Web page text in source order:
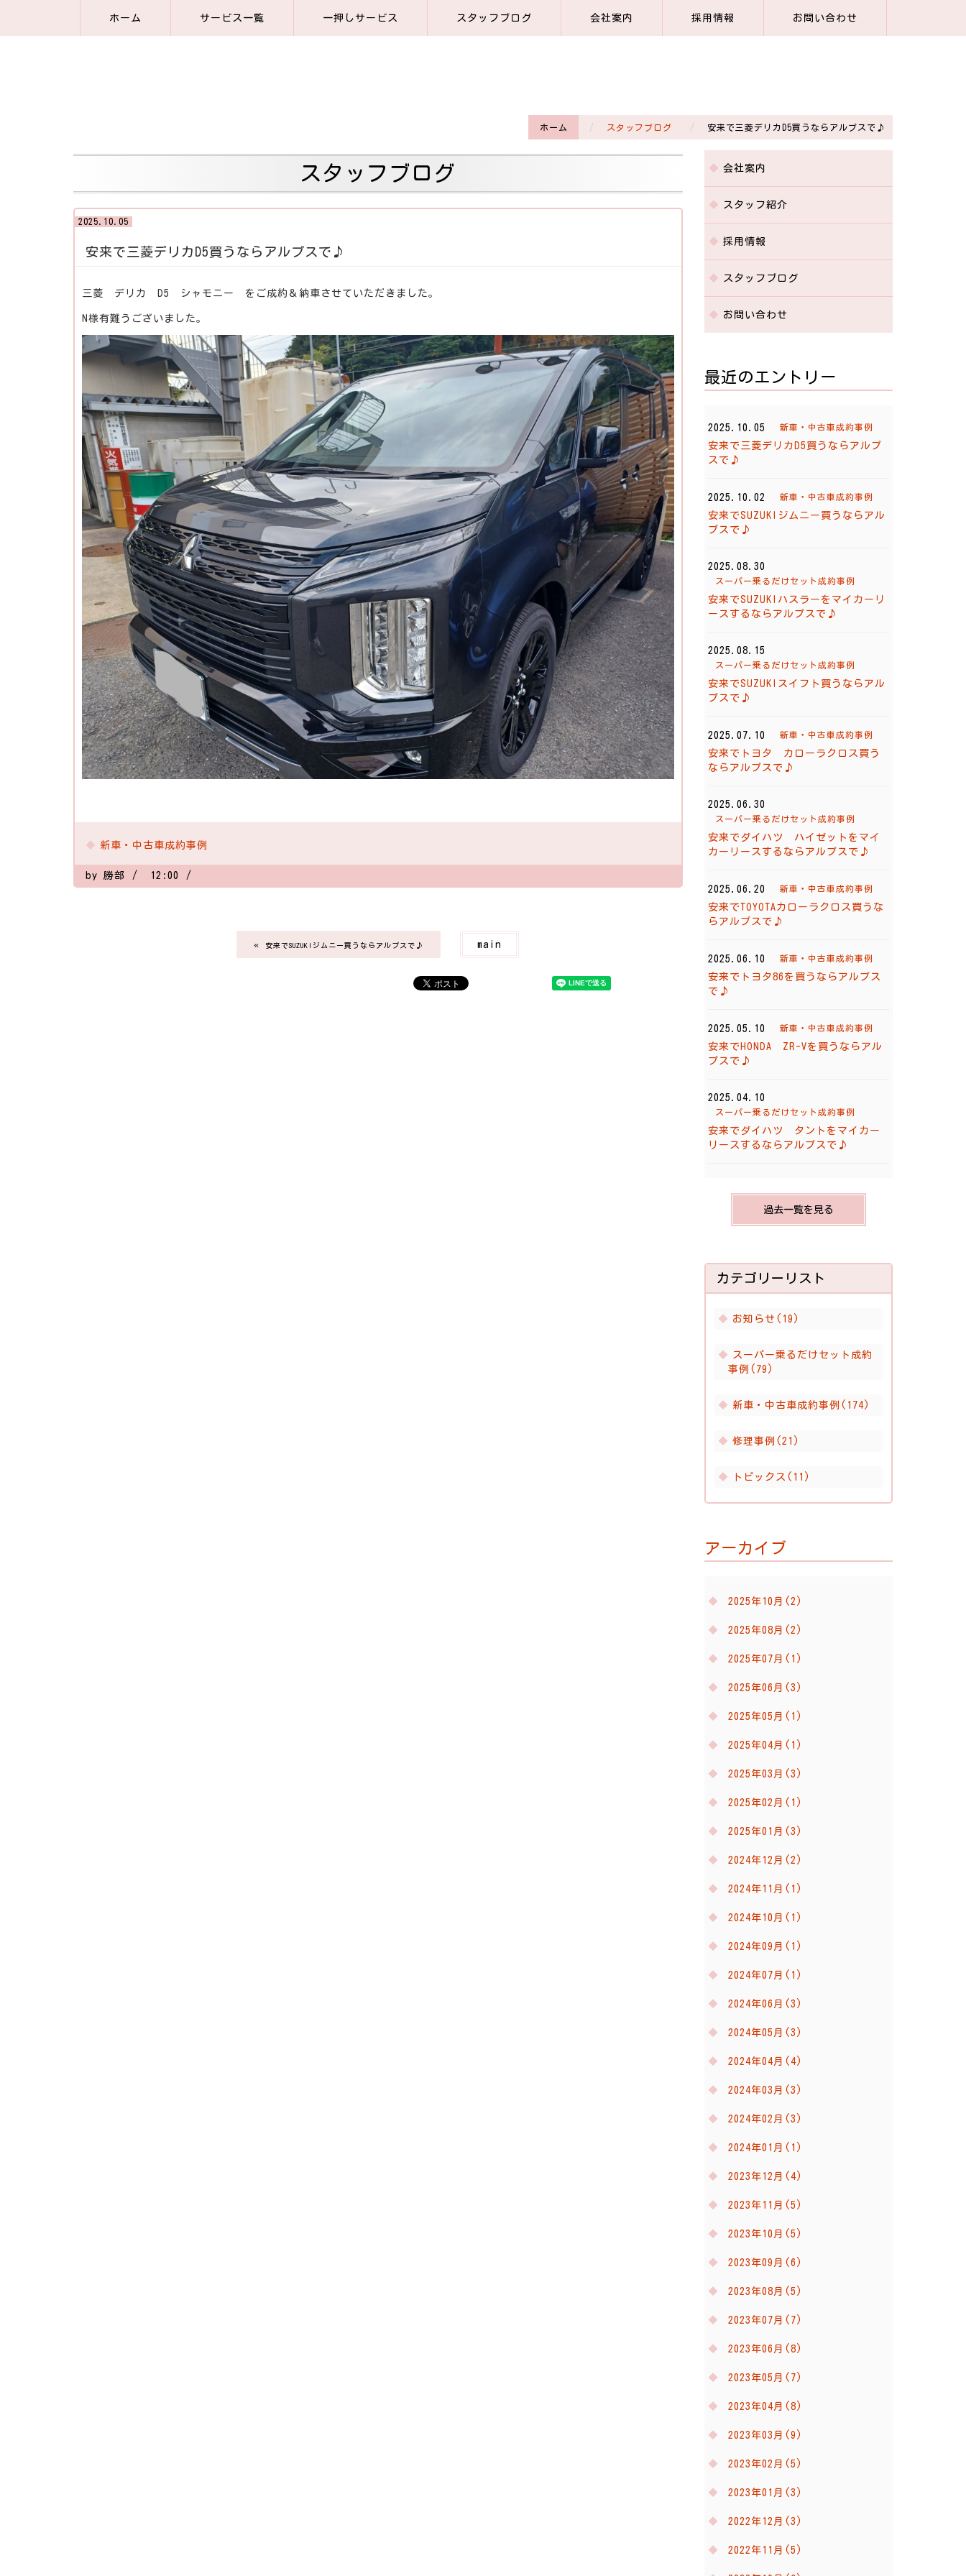
ホーム サービス一覧 一押しサービス スタッフブログ 会社案内 採用情報 お問い合わせ
ホーム スタッフブログ 安来で三菱デリカD5買うならアルプスで♪
スタッフブログ
2025.10.05
安来で三菱デリカD5買うならアルプスで♪
三菱 デリカ D5 シャモニー をご成約＆納車させていただきました。
N様有難うございました。
新車・中古車成約事例
by 勝部 12:00
« 安来でSUZUKIジムニー買うならアルプスで♪ main
会社案内
スタッフ紹介
採用情報
スタッフブログ
お問い合わせ
最近のエントリー
2025.10.05 新車・中古車成約事例
安来で三菱デリカD5買うならアルプ
スで♪
2025.10.02 新車・中古車成約事例
安来でSUZUKIジムニー買うならアル
プスで♪
2025.08.30
スーパー乗るだけセット成約事例
安来でSUZUKIハスラーをマイカーリ
ースするならアルプスで♪
2025.08.15
スーパー乗るだけセット成約事例
安来でSUZUKIスイフト買うならアル
プスで♪
2025.07.10 新車・中古車成約事例
安来でトヨタ カローラクロス買う
ならアルプスで♪
2025.06.30
スーパー乗るだけセット成約事例
安来でダイハツ ハイゼットをマイ
カーリースするならアルプスで♪
2025.06.20 新車・中古車成約事例
安来でTOYOTAカローラクロス買うな
らアルプスで♪
2025.06.10 新車・中古車成約事例
安来でトヨタ86を買うならアルプス
で♪
2025.05.10 新車・中古車成約事例
安来でHONDA ZR-Vを買うならアル
プスで♪
2025.04.10
スーパー乗るだけセット成約事例
安来でダイハツ タントをマイカー
リースするならアルプスで♪
過去一覧を見る
カテゴリーリスト
お知らせ(19)
スーパー乗るだけセット成約
事例(79)
新車・中古車成約事例(174)
修理事例(21)
トピックス(11)
アーカイブ
2025年10月(2)
2025年08月(2)
2025年07月(1)
2025年06月(3)
2025年05月(1)
2025年04月(1)
2025年03月(3)
2025年02月(1)
2025年01月(3)
2024年12月(2)
2024年11月(1)
2024年10月(1)
2024年09月(1)
2024年07月(1)
2024年06月(3)
2024年05月(3)
2024年04月(4)
2024年03月(3)
2024年02月(3)
2024年01月(1)
2023年12月(4)
2023年11月(5)
2023年10月(5)
2023年09月(6)
2023年08月(5)
2023年07月(7)
2023年06月(8)
2023年05月(7)
2023年04月(8)
2023年03月(9)
2023年02月(5)
2023年01月(3)
2022年12月(3)
2022年11月(5)